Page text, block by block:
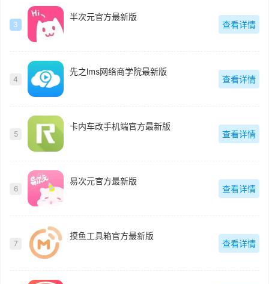
3
半次元官方最新版
查看详情
4
先之lms网络商学院最新版
查看详情
5
卡内车改手机端官方最新版
查看详情
6
易次元官方最新版
查看详情
7
摸鱼工具箱官方最新版
查看详情